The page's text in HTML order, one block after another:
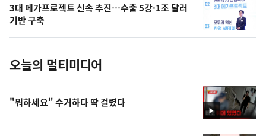
사
진
3대 메가프로젝트 신속 추진…수출 5강·1조 달러
기반 구축
오늘의 멀티미디어
영
상
"뭐하세요" 수거하다 딱 걸렸다